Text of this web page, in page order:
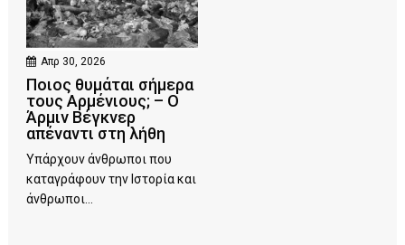
Απρ 30, 2026
Ποιος θυμάται σήμερα
τους Αρμένιους; – Ο
Άρμιν Βέγκνερ
απέναντι στη λήθη
Υπάρχουν άνθρωποι που
καταγράφουν την Ιστορία και
άνθρωποι...